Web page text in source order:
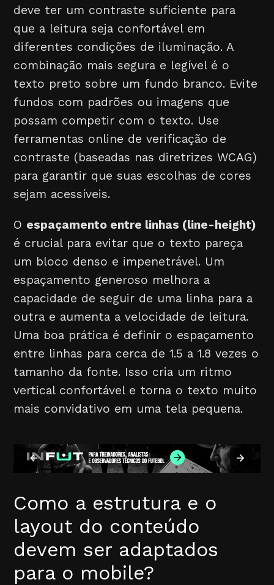
deve ter um contraste suficiente para
que a leitura seja confortável em
diferentes condições de iluminação. A
combinação mais segura e legível é o
texto preto sobre um fundo branco. Evite
fundos com padrões ou imagens que
possam competir com o texto. Use
ferramentas online de verificação de
contraste (baseadas nas diretrizes WCAG)
para garantir que suas escolhas de cores
sejam acessíveis.
O espaçamento entre linhas (line-height)
é crucial para evitar que o texto pareça
um bloco denso e impenetrável. Um
espaçamento generoso melhora a
capacidade de seguir de uma linha para a
outra e aumenta a velocidade de leitura.
Uma boa prática é definir o espaçamento
entre linhas para cerca de 1.5 a 1.8 vezes o
tamanho da fonte. Isso cria um ritmo
vertical confortável e torna o texto muito
mais convidativo em uma tela pequena.
Como a estrutura e o
layout do conteúdo
devem ser adaptados
para o mobile?